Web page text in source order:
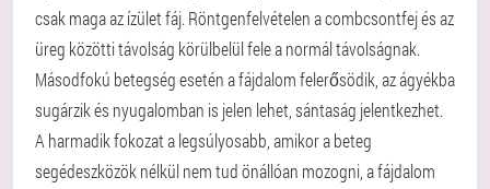
csak maga az ízület fáj. Röntgenfelvételen a combcsontfej és az
üreg közötti távolság körülbelül fele a normál távolságnak.
Másodfokú betegség esetén a fájdalom felerősödik, az ágyékba
sugárzik és nyugalomban is jelen lehet, sántaság jelentkezhet.
A harmadik fokozat a legsúlyosabb, amikor a beteg
segédeszközök nélkül nem tud önállóan mozogni, a fájdalom